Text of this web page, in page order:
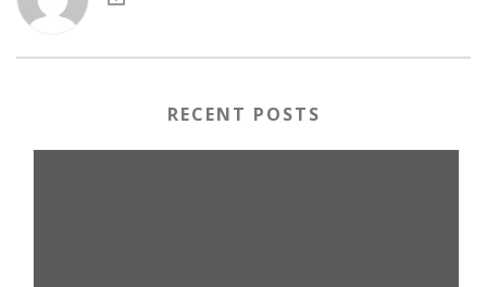
RECENT POSTS